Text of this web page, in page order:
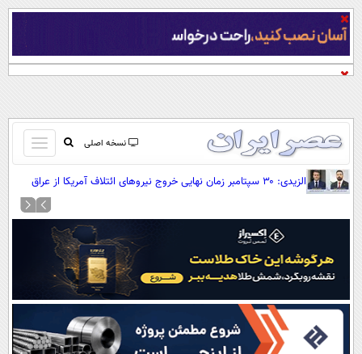
نسخه اصلی
باز
و
بسته
کردن
صفحه اول
آرشیو
نظرسنجی
آب و هوا
اوقات شرعی
پیوند ها
سواد زندگی
الزیدی: ۳۰ سپتامبر زمان نهایی خروج نیروهای ائتلاف آمریکا از عراق